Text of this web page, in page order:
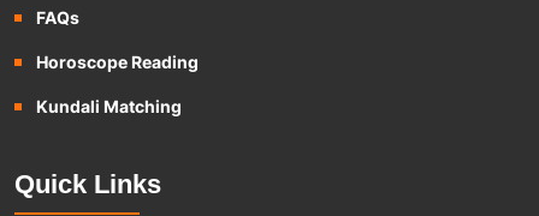
FAQs
Horoscope Reading
Kundali Matching
Quick Links